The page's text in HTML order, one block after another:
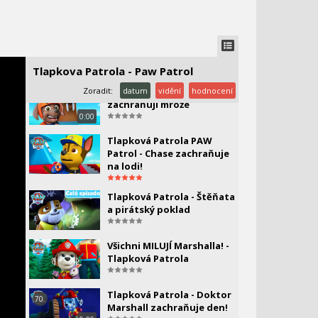
Tlapkova Patrola - Paw Patrol
Zoradit: datum vidění hodnocení
0:00
Tlapková patrola - Tlapky
zachraňují mrože
Tlapková Patrola PAW
Patrol - Chase zachraňuje
na lodi!
Tlapková Patrola - Štěňata
a pirátský poklad
Všichni MILUJÍ Marshalla! -
Tlapková Patrola
70.
Tlapková Patrola - Doktor
Marshall zachraňuje den!